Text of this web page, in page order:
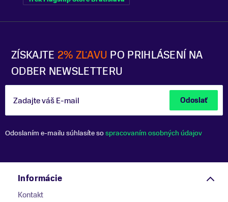
ZÍSKAJTE 2% ZĽAVU PO PRIHLÁSENÍ NA
ODBER NEWSLETTERU
Zadajte váš E-mail Odoslať
Odoslaním e-mailu súhlasíte sospracovaním osobných údajov
Informácie
Kontakt